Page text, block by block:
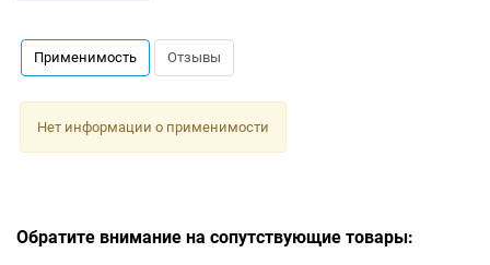
Применимость Отзывы
Нет информации о применимости
Обратите внимание на сопутствующие товары: